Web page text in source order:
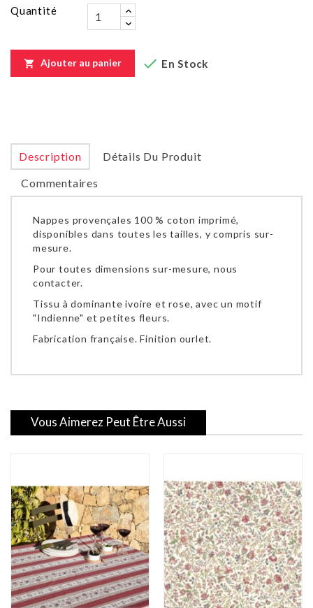
Quantité
 Ajouter au panier  En Stock
Description
Détails Du Produit
Commentaires
Nappes provençales 100 % coton imprimé,
disponibles dans toutes les tailles, y compris sur-
mesure.
Pour toutes dimensions sur-mesure, nous
contacter.
Tissu à dominante ivoire et rose, avec un motif
"Indienne" et petites fleurs.
Fabrication française. Finition ourlet.
Vous Aimerez Peut Être Aussi